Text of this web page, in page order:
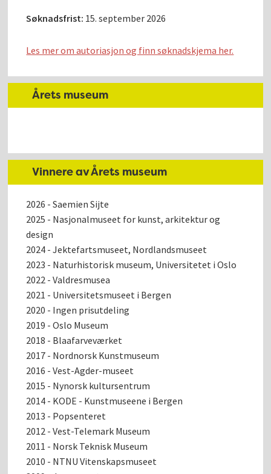
Søknadsfrist: 15. september 2026
Les mer om autoriasjon og finn søknadskjema her.
Årets museum
Vinnere av Årets museum
2026 - Saemien Sijte
2025 - Nasjonalmuseet for kunst, arkitektur og
design
2024 - Jektefartsmuseet, Nordlandsmuseet
2023 - Naturhistorisk museum, Universitetet i Oslo
2022 - Valdresmusea
2021 - Universitetsmuseet i Bergen
2020 - Ingen prisutdeling
2019 - Oslo Museum
2018 - Blaafarveværket
2017 - Nordnorsk Kunstmuseum
2016 - Vest-Agder-museet
2015 - Nynorsk kultursentrum
2014 - KODE - Kunstmuseene i Bergen
2013 - Popsenteret
2012 - Vest-Telemark Museum
2011 - Norsk Teknisk Museum
2010 - NTNU Vitenskapsmuseet